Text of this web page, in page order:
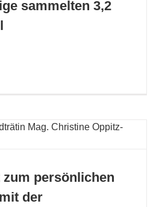
sammelten 3,2
persönlichen
der